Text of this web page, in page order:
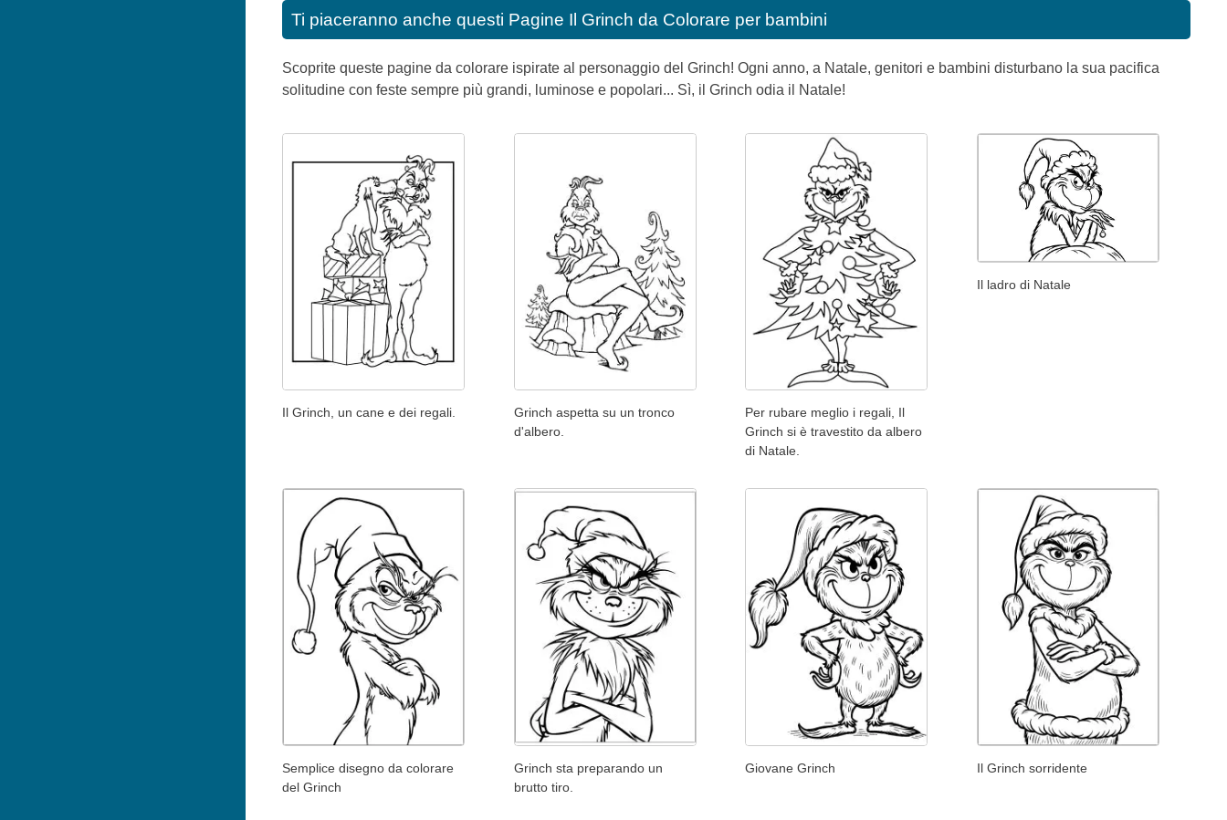
Ti piaceranno anche questi Pagine Il Grinch da Colorare per bambini
Scoprite queste pagine da colorare ispirate al personaggio del Grinch! Ogni anno, a Natale, genitori e bambini disturbano la sua pacifica
solitudine con feste sempre più grandi, luminose e popolari... Sì, il Grinch odia il Natale!
Il Grinch, un cane e dei regali.
Grinch aspetta su un tronco
d'albero.
Per rubare meglio i regali, Il
Grinch si è travestito da albero
di Natale.
Il ladro di Natale
Semplice disegno da colorare
del Grinch
Grinch sta preparando un
brutto tiro.
Giovane Grinch Il Grinch sorridente